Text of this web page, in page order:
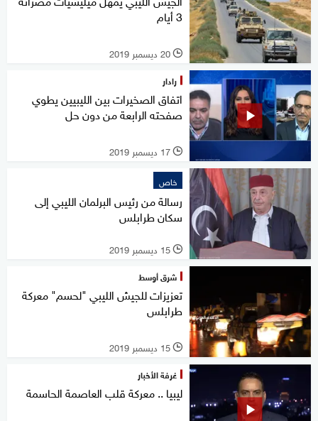
3 أيام
l 20 ديسمبر 2019
رادار
اتفاق الصخيرات بين الليبيين يطوي
صفحته الرابعة من دون حل
l 17 ديسمبر 2019
خاص
رسالة من رئيس البرلمان الليبي إلى
سكان طرابلس
l 15 ديسمبر 2019
شرق أوسط
تعزيزات للجيش الليبي "لحسم" معركة
طرابلس
l 15 ديسمبر 2019
غرفة الأخبار
ليبيا .. معركة قلب العاصمة الحاسمة